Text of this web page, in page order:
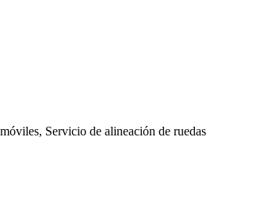
Servicio de alineación de ruedas